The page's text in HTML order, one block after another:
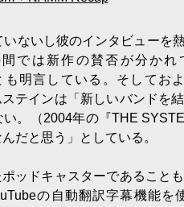
ないし彼のインタビューを
では新作の賛否が分かれ
明言している。そしてお
テインは「新しいバンドを
。（2004年の『THE
だと思う」としている。
ッドキャスターであること
の自動翻訳字幕機能を